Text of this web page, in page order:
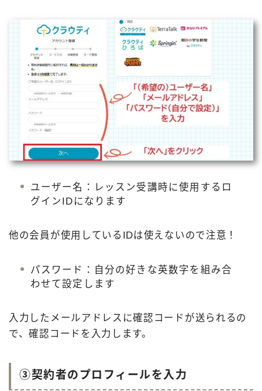
ユーザー名：レッスン受講時に使用するロ
グインIDになります
他の会員が使用しているIDは使えないので注意！
パスワード：自分の好きな英数字を組み合
わせて設定します
入力したメールアドレスに確認コードが送られるの
で、確認コードを入力します。
③契約者のプロフィールを入力